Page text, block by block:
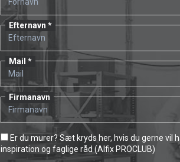
Efternavn
Mail
Firmanavn
Er du murer? Sæt kryds her, hvis du gerne vil
inspiration og faglige råd (Alfix PROCLUB)